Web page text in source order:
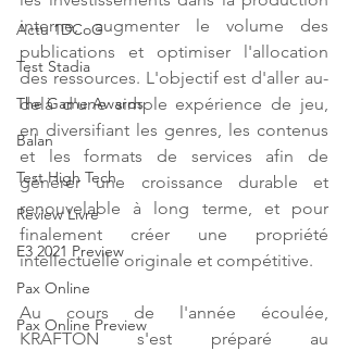
Actu 1DCoG
Test Stadia
The Game Awards
Balan
Test High Tech
Review Livre
E3 2021 Preview
Pax Online
Pax Online Preview
interne, augmenter le volume des
publications et optimiser l'allocation
des ressources. L'objectif est d'aller au-
delà d'une simple expérience de jeu,
en diversifiant les genres, les contenus
et les formats de services afin de
générer une croissance durable et
renouvelable à long terme, et pour
finalement créer une propriété
intellectuelle originale et compétitive.
Au cours de l'année écoulée,
KRAFTON s'est préparé au